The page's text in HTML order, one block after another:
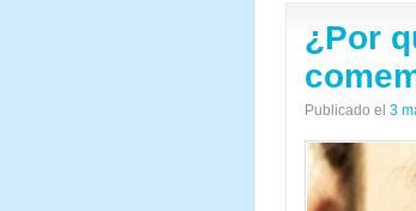
¿Por
Publicado el 3